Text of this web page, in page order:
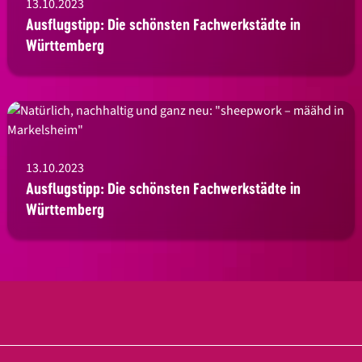
13.10.2023
Ausflugstipp: Die schönsten Fachwerkstädte in
Württemberg
13.10.2023
Ausflugstipp: Die schönsten Fachwerkstädte in
Württemberg